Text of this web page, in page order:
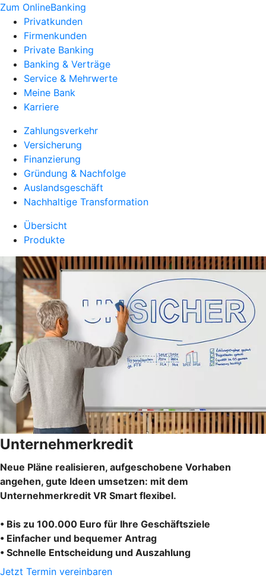
Zum OnlineBanking
Privatkunden
Firmenkunden
Private Banking
Banking & Verträge
Service & Mehrwerte
Meine Bank
Karriere
Zahlungsverkehr
Versicherung
Finanzierung
Gründung & Nachfolge
Auslandsgeschäft
Nachhaltige Transformation
Übersicht
Produkte
Unternehmerkredit
Neue Pläne realisieren, aufgeschobene Vorhaben
angehen, gute Ideen umsetzen: mit dem
Unternehmerkredit VR Smart flexibel.
• Bis zu 100.000 Euro für Ihre Geschäftsziele
• Einfacher und bequemer Antrag
• Schnelle Entscheidung und Auszahlung
Jetzt Termin vereinbaren